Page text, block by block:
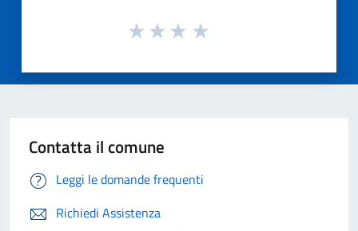
Contatta il comune
Leggi le domande frequenti
Richiedi Assistenza